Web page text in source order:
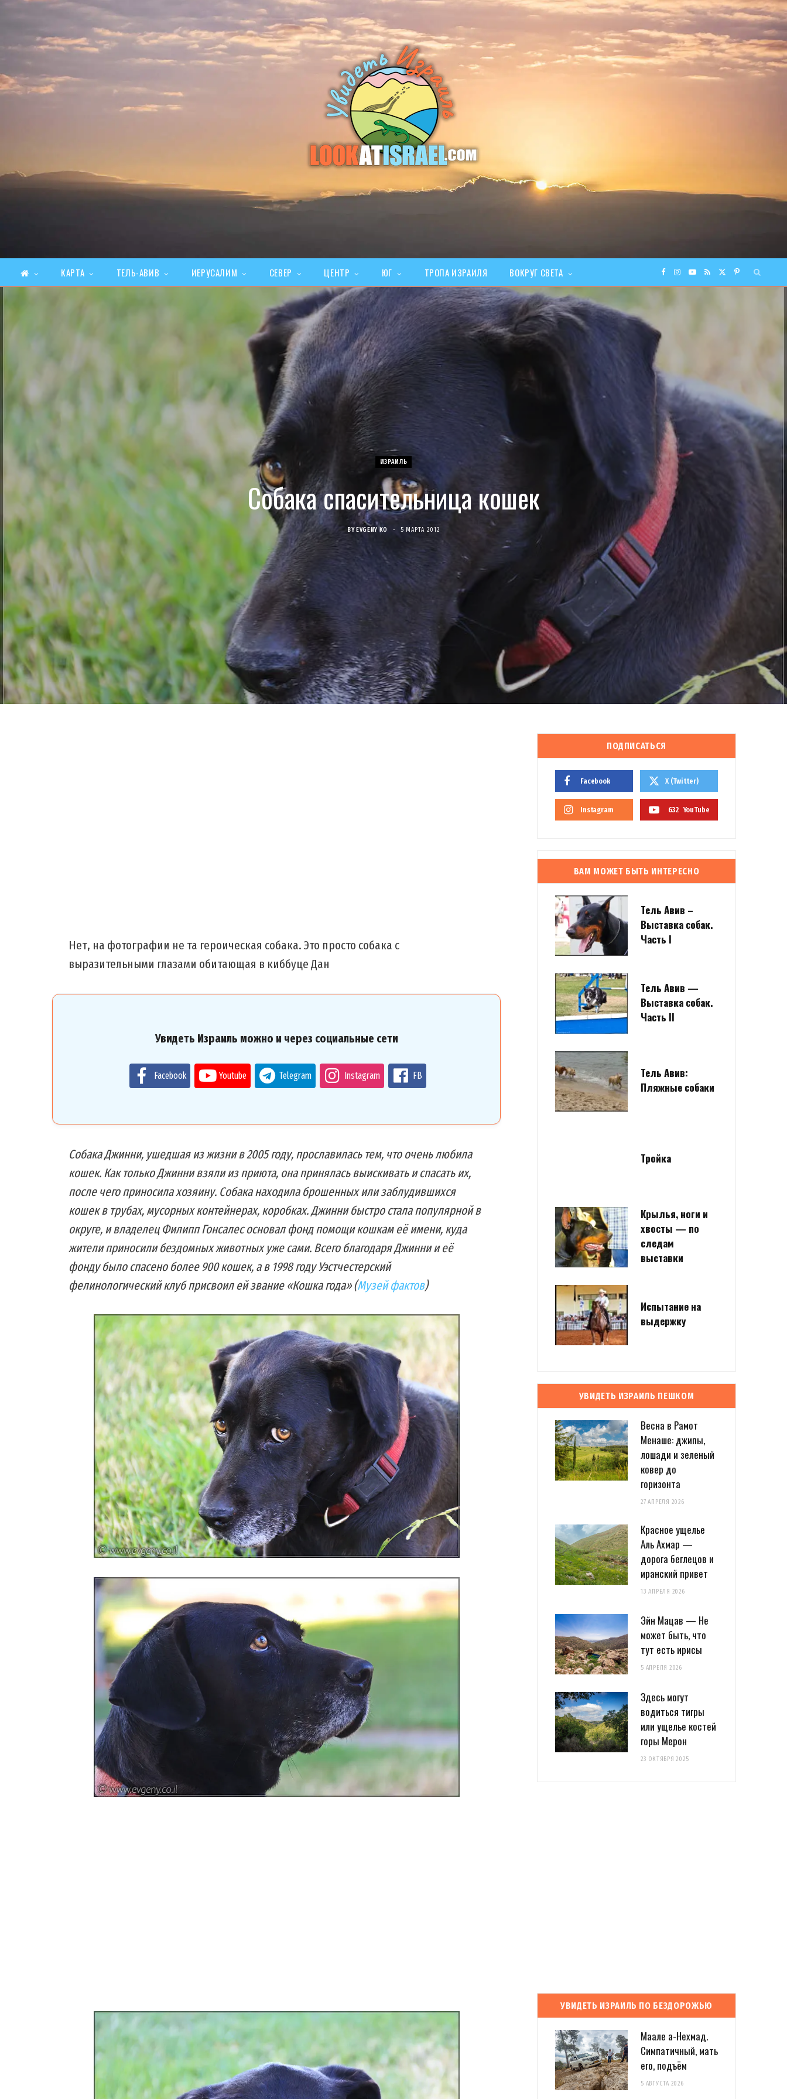
F
o
o
I Y R P
r
e
КАРТА ТЕЛЬ-АВИВ ИЕРУСАЛИМ СЕВЕР ЦЕНТР ЮГ ТРОПА ИЗРАИЛЯ ВОКРУГ СВЕТА
ИЗРАИЛЬ
Собака спасительница кошек
BY EVGENY KO 5 МАРТА 2012
Нет, на фотографии не та героическая собака. Это просто собака с
выразительными глазами обитающая в киббуце Дан
Увидеть Израиль можно и через социальные сети
Facebook Youtube Telegram Instagram FB
Собака Джинни, ушедшая из жизни в 2005 году, прославилась тем, что очень любила
кошек. Как только Джинни взяли из приюта, она принялась выискивать и спасать их,
после чего приносила хозяину. Собака находила брошенных или заблудившихся
кошек в трубах, мусорных контейнерах, коробках. Джинни быстро стала популярной в
округе, и владелец Филипп Гонсалес основал фонд помощи кошкам её имени, куда
жители приносили бездомных животных уже сами. Всего благодаря Джинни и её
фонду было спасено более 900 кошек, а в 1998 году Уэстчестерский
фелинологический клуб присвоил ей звание «Кошка года» (Музей фактов)
ПОДПИСАТЬСЯ
Facebook X (Twitter)
Instagram 632 YouTube
ВАМ МОЖЕТ БЫТЬ ИНТЕРЕСНО
Тель Авив –
Выставка собак.
Часть I
Тель Авив —
Выставка собак.
Часть II
Тель Авив:
Пляжные собаки
Тройка
Крылья, ноги и
хвосты — по
следам
выставки
Испытание на
выдержку
УВИДЕТЬ ИЗРАИЛЬ ПЕШКОМ
Весна в Рамот
Менаше: джипы,
лошади и зеленый
ковер до
горизонта
27 АПРЕЛЯ 2026
Красное ущелье
Аль Ахмар —
дорога беглецов и
иранский привет
13 АПРЕЛЯ 2026
Эйн Мацав — Не
может быть, что
тут есть ирисы
5 АПРЕЛЯ 2026
Здесь могут
водиться тигры
или ущелье костей
горы Мерон
23 ОКТЯБРЯ 2025
УВИДЕТЬ ИЗРАИЛЬ ПО БЕЗДОРОЖЬЮ
Маале а-Нехмад.
Симпатичный, мать
его, подъём
5 АВГУСТА 2026